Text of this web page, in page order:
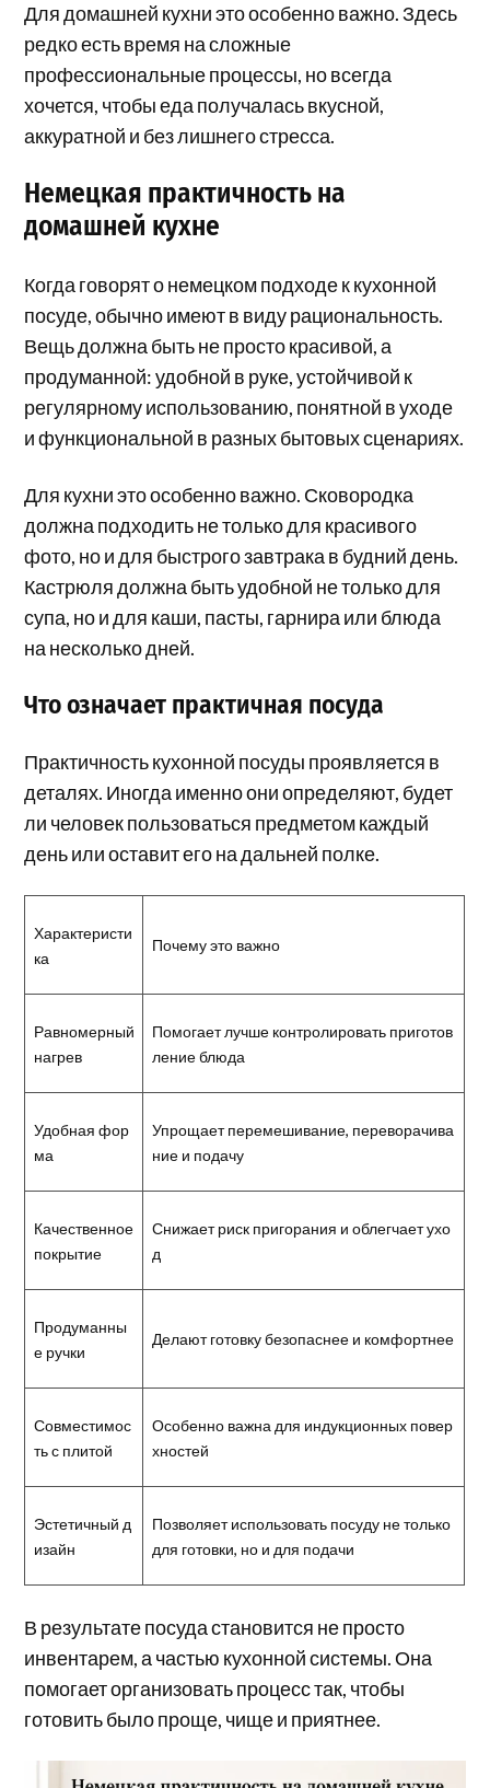
Для домашней кухни это особенно важно. Здесь
редко есть время на сложные
профессиональные процессы, но всегда
хочется, чтобы еда получалась вкусной,
аккуратной и без лишнего стресса.
Немецкая практичность на
домашней кухне
Когда говорят о немецком подходе к кухонной
посуде, обычно имеют в виду рациональность.
Вещь должна быть не просто красивой, а
продуманной: удобной в руке, устойчивой к
регулярному использованию, понятной в уходе
и функциональной в разных бытовых сценариях.
Для кухни это особенно важно. Сковородка
должна подходить не только для красивого
фото, но и для быстрого завтрака в будний день.
Кастрюля должна быть удобной не только для
супа, но и для каши, пасты, гарнира или блюда
на несколько дней.
Что означает практичная посуда
Практичность кухонной посуды проявляется в
деталях. Иногда именно они определяют, будет
ли человек пользоваться предметом каждый
день или оставит его на дальней полке.
Характеристи
ка
Почему это важно
Равномерный
нагрев
Помогает лучше контролировать приготов
ление блюда
Удобная фор
ма
Упрощает перемешивание, переворачива
ние и подачу
Качественное
покрытие
Снижает риск пригорания и облегчает ухо
д
Продуманны
е ручки
Делают готовку безопаснее и комфортнее
Совместимос
ть с плитой
Особенно важна для индукционных повер
хностей
Эстетичный д
изайн
Позволяет использовать посуду не только
для готовки, но и для подачи
В результате посуда становится не просто
инвентарем, а частью кухонной системы. Она
помогает организовать процесс так, чтобы
готовить было проще, чище и приятнее.